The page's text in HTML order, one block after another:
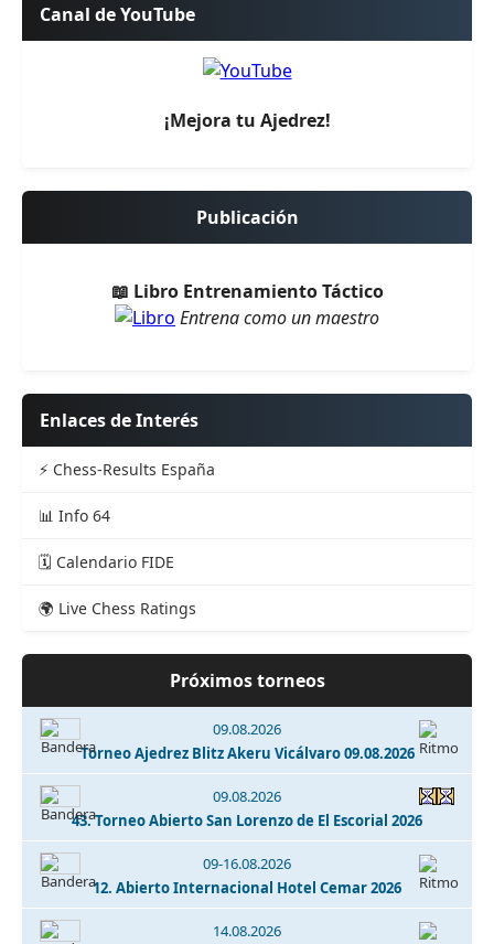
Canal de YouTube
¡Mejora tu Ajedrez!
Publicación
📖 Libro Entrenamiento Táctico
Entrena como un maestro
Enlaces de Interés
⚡ Chess-Results España
📊 Info 64
🗓️ Calendario FIDE
🌍 Live Chess Ratings
Próximos torneos
09.08.2026
Torneo Ajedrez Blitz Akeru Vicálvaro 09.08.2026
09.08.2026
43. Torneo Abierto San Lorenzo de El Escorial 2026
09-16.08.2026
12. Abierto Internacional Hotel Cemar 2026
14.08.2026